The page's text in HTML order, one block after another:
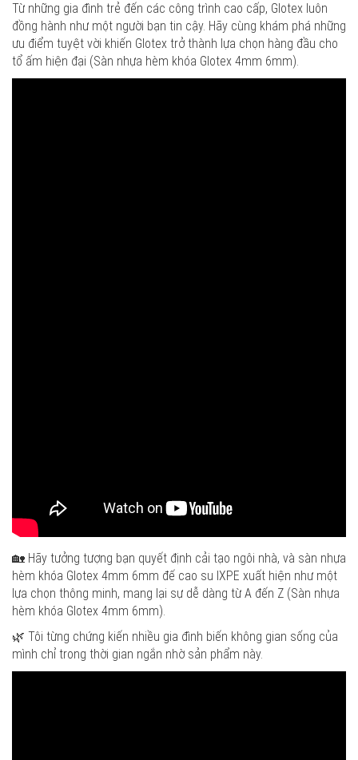
Từ những gia đình trẻ đến các công trình cao cấp, Glotex luôn
đồng hành như một người bạn tin cậy. Hãy cùng khám phá những
ưu điểm tuyệt vời khiến Glotex trở thành lựa chọn hàng đầu cho
tổ ấm hiện đại (Sàn nhựa hèm khóa Glotex 4mm 6mm).
🏡 Hãy tưởng tượng bạn quyết định cải tạo ngôi nhà, và sàn nhựa
hèm khóa Glotex 4mm 6mm đế cao su IXPE xuất hiện như một
lựa chọn thông minh, mang lại sự dễ dàng từ A đến Z (Sàn nhựa
hèm khóa Glotex 4mm 6mm).
🌿 Tôi từng chứng kiến nhiều gia đình biến không gian sống của
mình chỉ trong thời gian ngắn nhờ sản phẩm này.